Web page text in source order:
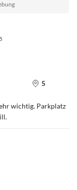
5
wichtig. Parkplatz